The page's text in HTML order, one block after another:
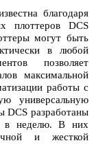
благодаря
плоттеров DCS
могут быть
в любой
позволяет
максимальной
работы с
универсальную
DCS разработаны
в неделю. В них
и жесткой